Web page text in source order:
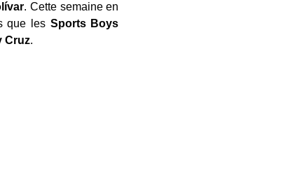
. Cette semaine en
que les Sports Boys
Cruz.